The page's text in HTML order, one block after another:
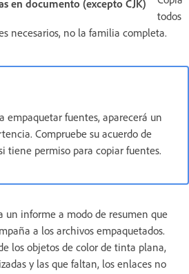
en documento (excepto CJK)
todos
necesarios, no la familia completa.
empaquetar fuentes, aparecerá un
Compruebe su acuerdo de
tiene permiso para copiar fuentes.
un informe a modo de resumen que
a los archivos empaquetados.
los objetos de color de tinta plana,
y las que faltan, los enlaces no